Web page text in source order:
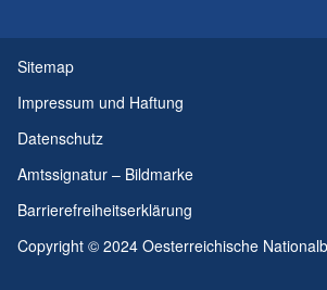
Sitemap
Impressum und Haftung
Datenschutz
Amtssignatur – Bildmarke
Barrierefreiheitserklärung
Copyright © 2024 Oesterreichische